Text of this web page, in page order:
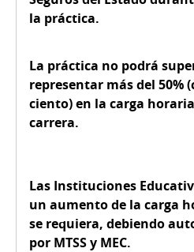
la práctica.
La práctica no podrá
representar más del 50%
ciento) en la carga
carrera.
Las Instituciones
un aumento de la carga
se requiera, debiendo
por MTSS y MEC.